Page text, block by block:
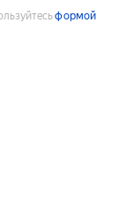
формой